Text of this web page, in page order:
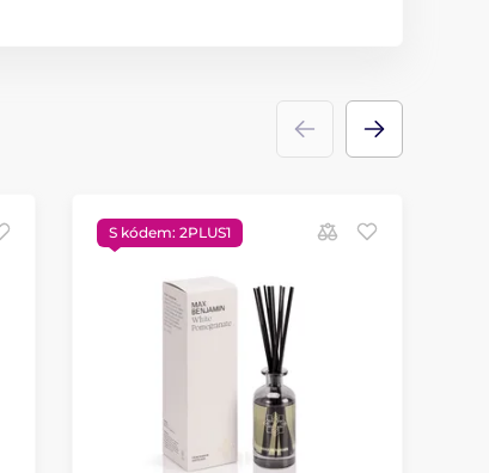
S kódem: 2PLUS1